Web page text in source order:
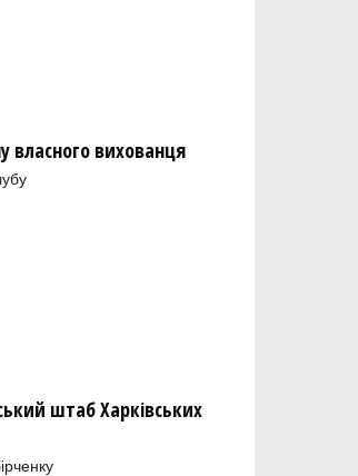
власного вихованця
штаб Харківських